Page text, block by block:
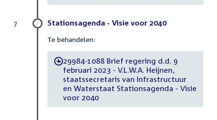
Stationsagenda - Visie voor 2040
Te behandelen:
-29984-1088 Brief regering d.d. 9
februari 2023 - V.L.W.A. Heijnen,
staatssecretaris van Infrastructuur
en Waterstaat Stationsagenda - Visie
voor 2040
7